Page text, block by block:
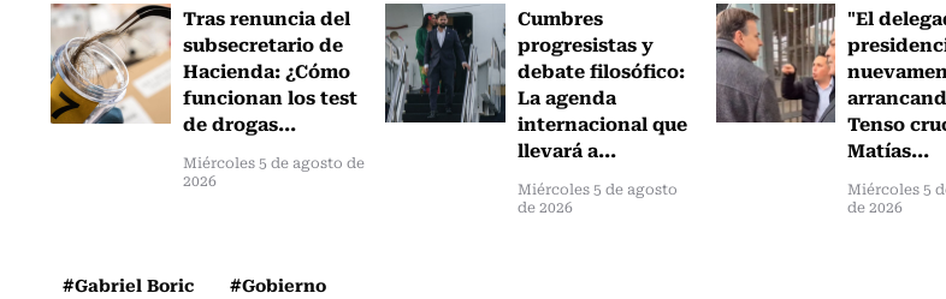
Tras renuncia del
subsecretario de
Hacienda: ¿Cómo
funcionan los test
de drogas...
Miércoles 5 de agosto de
2026
Cumbres
progresistas y
debate filosófico:
La agenda
internacional que
llevará a...
Miércoles 5 de agosto
de 2026
"El
Tenso
Matías...
Miércoles 5
de 2026
#Gabriel Boric #Gobierno